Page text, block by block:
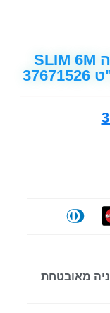
מסגרת זכוכית צפה שחורה SLIM 6M
מאובטחת